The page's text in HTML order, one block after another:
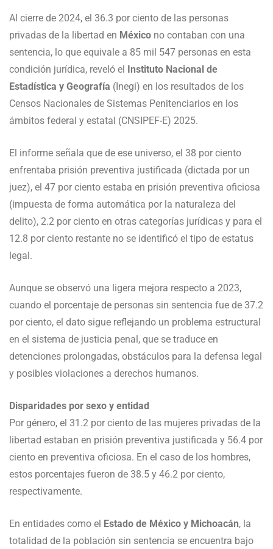
Al cierre de 2024, el 36.3 por ciento de las personas
privadas de la libertad en México no contaban con una
sentencia, lo que equivale a 85 mil 547 personas en esta
condición jurídica, reveló el Instituto Nacional de
Estadística y Geografía (Inegi) en los resultados de los
Censos Nacionales de Sistemas Penitenciarios en los
ámbitos federal y estatal (CNSIPEF-E) 2025.
El informe señala que de ese universo, el 38 por ciento
enfrentaba prisión preventiva justificada (dictada por un
juez), el 47 por ciento estaba en prisión preventiva oficiosa
(impuesta de forma automática por la naturaleza del
delito), 2.2 por ciento en otras categorías jurídicas y para el
12.8 por ciento restante no se identificó el tipo de estatus
legal.
Aunque se observó una ligera mejora respecto a 2023,
cuando el porcentaje de personas sin sentencia fue de 37.2
por ciento, el dato sigue reflejando un problema estructural
en el sistema de justicia penal, que se traduce en
detenciones prolongadas, obstáculos para la defensa legal
y posibles violaciones a derechos humanos.
Disparidades por sexo y entidad
Por género, el 31.2 por ciento de las mujeres privadas de la
libertad estaban en prisión preventiva justificada y 56.4 por
ciento en preventiva oficiosa. En el caso de los hombres,
estos porcentajes fueron de 38.5 y 46.2 por ciento,
respectivamente.
En entidades como el Estado de México y Michoacán, la
totalidad de la población sin sentencia se encuentra bajo